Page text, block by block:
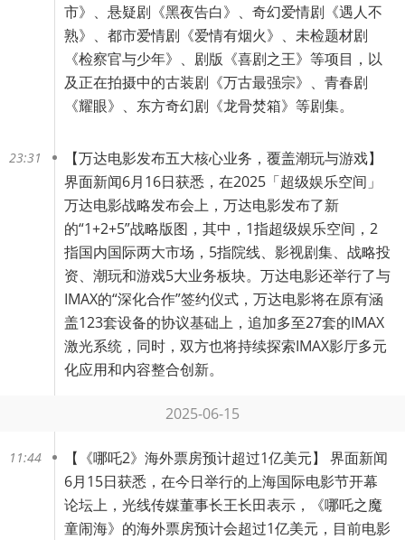
市》、悬疑剧《黑夜告白》、奇幻爱情剧《遇人不
熟》、都市爱情剧《爱情有烟火》、未检题材剧
《检察官与少年》、剧版《喜剧之王》等项目，以
及正在拍摄中的古装剧《万古最强宗》、青春剧
《耀眼》、东方奇幻剧《龙骨焚箱》等剧集。
23:31 【万达电影发布五大核心业务，覆盖潮玩与游戏】
界面新闻6月16日获悉，在2025「超级娱乐空间」
万达电影战略发布会上，万达电影发布了新
的“1+2+5”战略版图，其中，1指超级娱乐空间，2
指国内国际两大市场，5指院线、影视剧集、战略投
资、潮玩和游戏5大业务板块。万达电影还举行了与
IMAX的“深化合作”签约仪式，万达电影将在原有涵
盖123套设备的协议基础上，追加多至27套的IMAX
激光系统，同时，双方也将持续探索IMAX影厅多元
化应用和内容整合创新。
2025-06-15
11:44 【 《哪吒2》海外票房预计超过1亿美元】 界面新闻
6月15日获悉，在今日举行的上海国际电影节开幕
论坛上，光线传媒董事长王长田表示，《哪吒之魔
童闹海》的海外票房预计会超过1亿美元，目前电影